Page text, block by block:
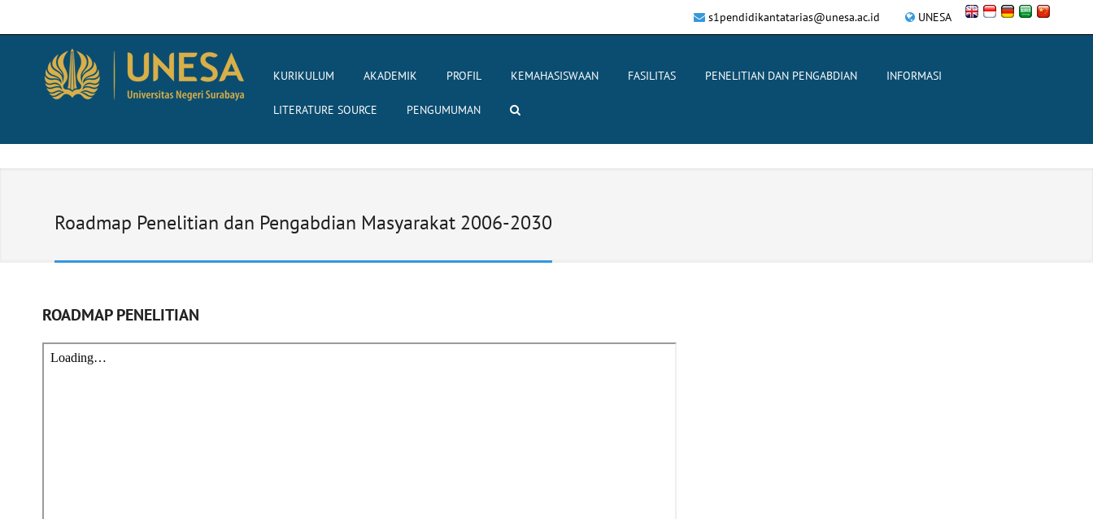
UNESA
s1pendidikantatarias@unesa.ac.id
KURIKULUM AKADEMIK PROFIL KEMAHASISWAAN FASILITAS PENELITIAN DAN PENGABDIAN INFORMASI
LITERATURE SOURCE PENGUMUMAN
Roadmap Penelitian dan Pengabdian Masyarakat 2006-2030
ROADMAP PENELITIAN